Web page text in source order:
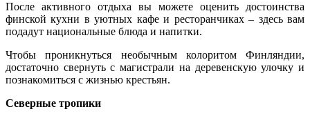
После активного отдыха вы можете оценить достоинства
финской кухни в уютных кафе и ресторанчиках – здесь вам
подадут национальные блюда и напитки.
Чтобы проникнуться необычным колоритом Финляндии,
достаточно свернуть с магистрали на деревенскую улочку и
познакомиться с жизнью крестьян.
Северные тропики